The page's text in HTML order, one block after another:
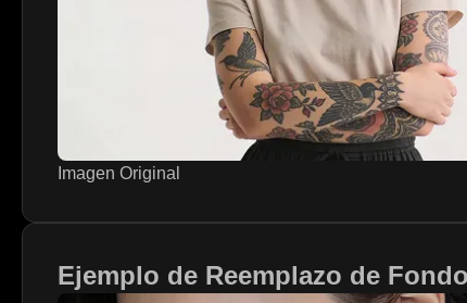
Imagen Original
Ejemplo de Reemplazo de